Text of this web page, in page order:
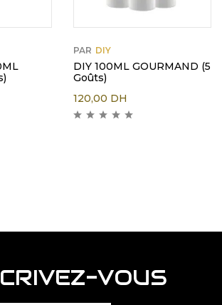
PAR DIY
DIY 100ML GOURMAND (5
Goûts)
120,00 DH
VOUS